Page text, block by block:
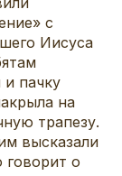
с
Иисуса
пачку
на
трапезу.
высказали
говорит о